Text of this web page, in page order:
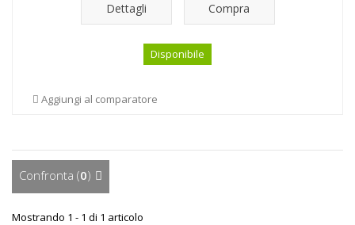
Dettagli Compra
Disponibile
Aggiungi al comparatore
Confronta (0)
Mostrando 1 - 1 di 1 articolo